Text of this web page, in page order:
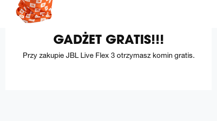
GADŻET GRATIS!!!
Przy zakupie JBL Live Flex 3 otrzymasz komin gratis.